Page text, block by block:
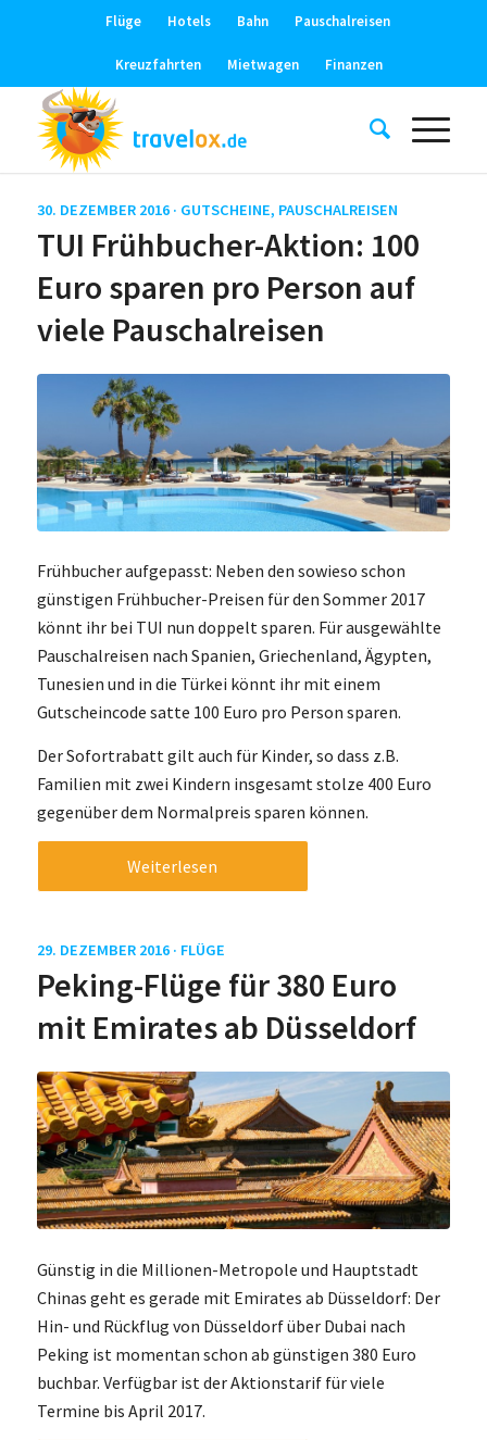
Flüge Hotels Bahn Pauschalreisen
Kreuzfahrten Mietwagen Finanzen
30. DEZEMBER 2016 · GUTSCHEINE, PAUSCHALREISEN
TUI Frühbucher-Aktion: 100
Euro sparen pro Person auf
viele Pauschalreisen
Frühbucher aufgepasst: Neben den sowieso schon
günstigen Frühbucher-Preisen für den Sommer 2017
könnt ihr bei TUI nun doppelt sparen. Für ausgewählte
Pauschalreisen nach Spanien, Griechenland, Ägypten,
Tunesien und in die Türkei könnt ihr mit einem
Gutscheincode satte 100 Euro pro Person sparen.
Der Sofortrabatt gilt auch für Kinder, so dass z.B.
Familien mit zwei Kindern insgesamt stolze 400 Euro
gegenüber dem Normalpreis sparen können.
Weiterlesen
29. DEZEMBER 2016 · FLÜGE
Peking-Flüge für 380 Euro
mit Emirates ab Düsseldorf
Günstig in die Millionen-Metropole und Hauptstadt
Chinas geht es gerade mit Emirates ab Düsseldorf: Der
Hin- und Rückflug von Düsseldorf über Dubai nach
Peking ist momentan schon ab günstigen 380 Euro
buchbar. Verfügbar ist der Aktionstarif für viele
Termine bis April 2017.